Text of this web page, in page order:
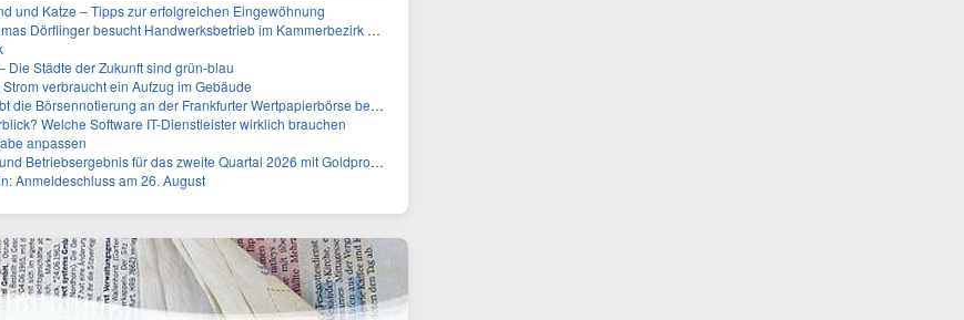
und Katze – Tipps zur erfolgreichen Eingewöhnung
Dörflinger besucht Handwerksbetrieb im Kammerbezirk Freiburg
Die Städte der Zukunft sind grün-blau
verbraucht ein Aufzug im Gebäude
Börsennotierung an der Frankfurter Wertpapierbörse bekannt
Welche Software IT-Dienstleister wirklich brauchen
anpassen
für das zweite Quartal 2026 mit Goldproduktion und Barreserven in Rekordhöhe
Anmeldeschluss am 26. August